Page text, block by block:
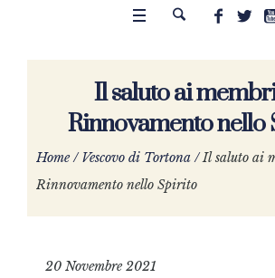
Il saluto ai
Rinnovamento nello
Home /Vescovo di Tortona /Il saluto ai
Rinnovamento nello Spirito
20 Novembre 2021